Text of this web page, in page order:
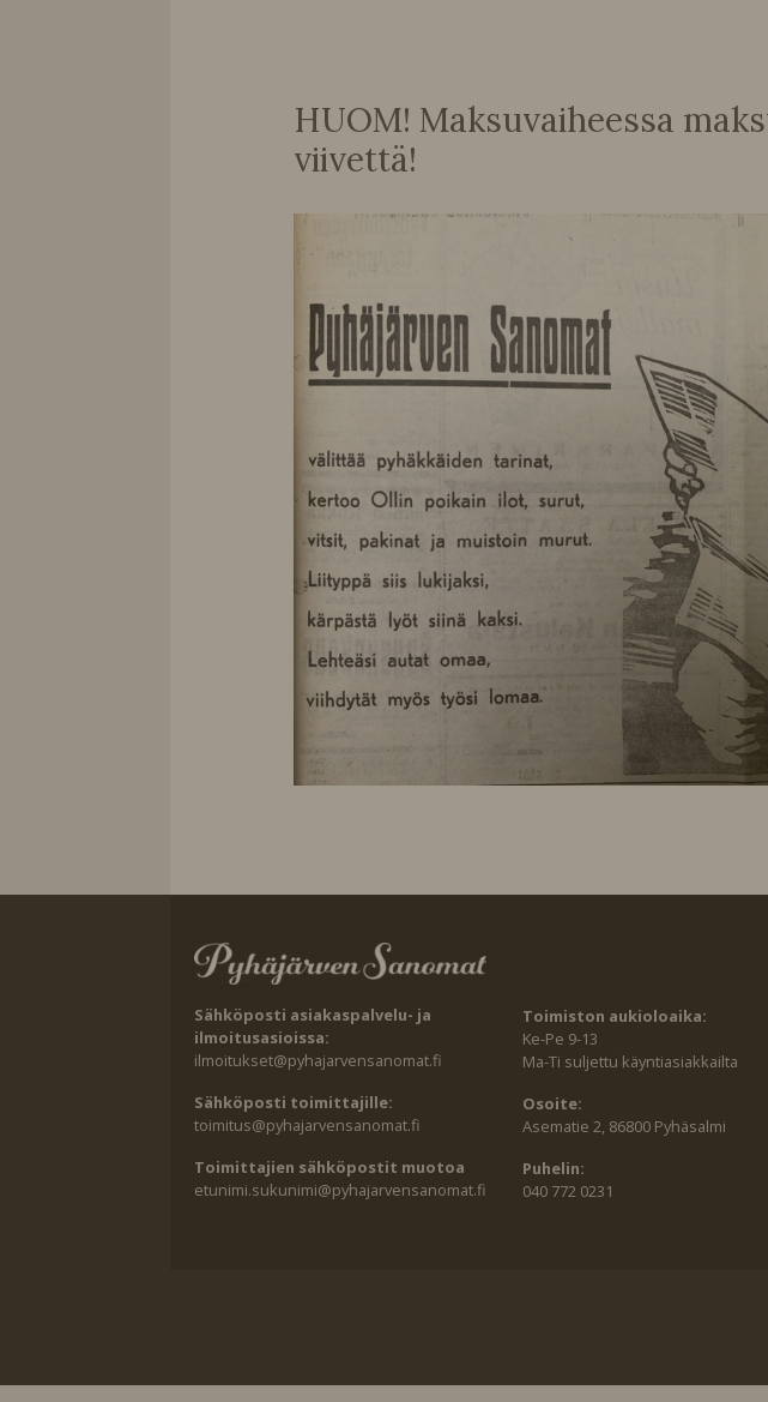
HUOM! Maksuvaiheessa
viivettä!
Sähköposti asiakaspalvelu- ja
ilmoitusasioissa:
ilmoitukset@pyhajarvensanomat.fi
Sähköposti toimittajille:
toimitus@pyhajarvensanomat.fi
Toimittajien sähköpostit muotoa
etunimi.sukunimi@pyhajarvensanomat.fi
Toimiston aukioloaika:
Ke-Pe 9-13
Ma-Ti suljettu käyntiasiakkailta
Osoite:
Asematie 2, 86800 Pyhäsalmi
Puhelin:
040 772 0231